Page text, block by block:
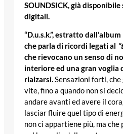
SOUNDSICK, già
digitali.
“D.u.s.k.”, estratto
che parla di ricordi legati al
che rievocano un senso di
interiore ed una gran voglia
rialzarsi.Sensazioni forti,
vite, fino a quando non si
andare avanti ed avere il
lasciar fluire quel tipo di
non ci appartiene più, ma